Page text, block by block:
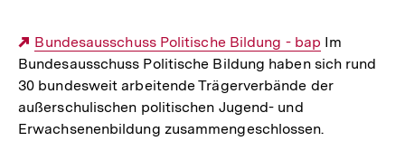
Externer
Link:
Bundesausschuss Politische Bildung - bap Im
Bundesausschuss Politische Bildung haben sich rund
30 bundesweit arbeitende Trägerverbände der
außerschulischen politischen Jugend- und
Erwachsenenbildung zusammengeschlossen.